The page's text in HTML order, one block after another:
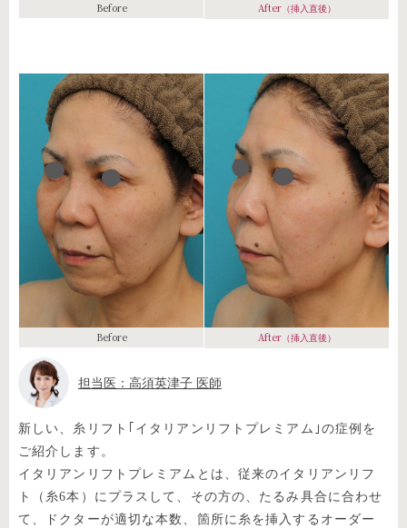
Before After（挿入直後）
Before After（挿入直後）
担当医：高須英津子 医師
新しい、糸リフト｢イタリアンリフトプレミアム｣の症例を
ご紹介します。
イタリアンリフトプレミアムとは、従来のイタリアンリフ
ト（糸6本）にプラスして、その方の、たるみ具合に合わせ
て、ドクターが適切な本数、箇所に糸を挿入するオーダー